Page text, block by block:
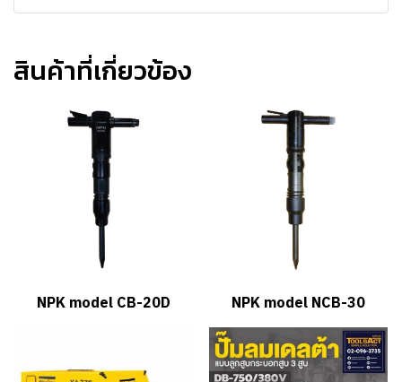
สินค้าที่เกี่ยวข้อง
NPK model CB-20D NPK model NCB-30